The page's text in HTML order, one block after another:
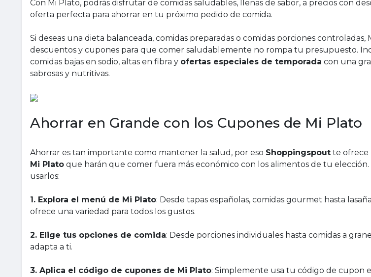
Con Mi Plato, podrás disfrutar de comidas saludables, llenas de sabor, a precios con
oferta perfecta para ahorrar en tu próximo pedido de comida.
Si deseas una dieta balanceada, comidas preparadas o comidas porciones
descuentos y cupones para que comer saludablemente no rompa tu presupuesto.
comidas bajas en sodio, altas en fibra y ofertas especiales de temporada con una
sabrosas y nutritivas.
Ahorrar en Grande con los Cupones de Mi Plato
Ahorrar es tan importante como mantener la salud, por eso Shoppingspout te ofrece
Mi Plato que harán que comer fuera más económico con los alimentos de tu
usarlos:
1. Explora el menú de Mi Plato: Desde tapas españolas, comidas gourmet hasta
ofrece una variedad para todos los gustos.
2. Elige tus opciones de comida: Desde porciones individuales hasta comidas a
adapta a ti.
3. Aplica el código de cupones de Mi Plato: Simplemente usa tu código de cupon